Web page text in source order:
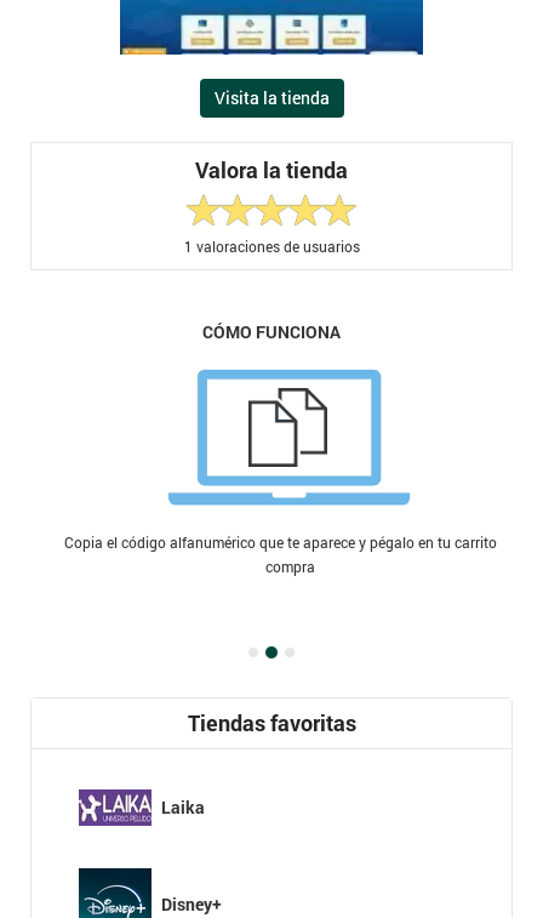
Visita la tienda
Valora la tienda
1 valoraciones de usuarios
CÓMO FUNCIONA
Copia el código alfanumérico que te aparece y pégalo en tu carrito de
compra
Tiendas favoritas
Laika
Disney+